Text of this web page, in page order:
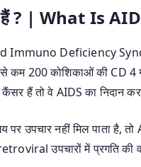
? | What Is
Immuno Deficiency
से कम 200 कोशिकाओं की CD
हैं तो वे AIDS का
उपचार नहीं मिल पाता है, तो
उपचारों में प्रगति